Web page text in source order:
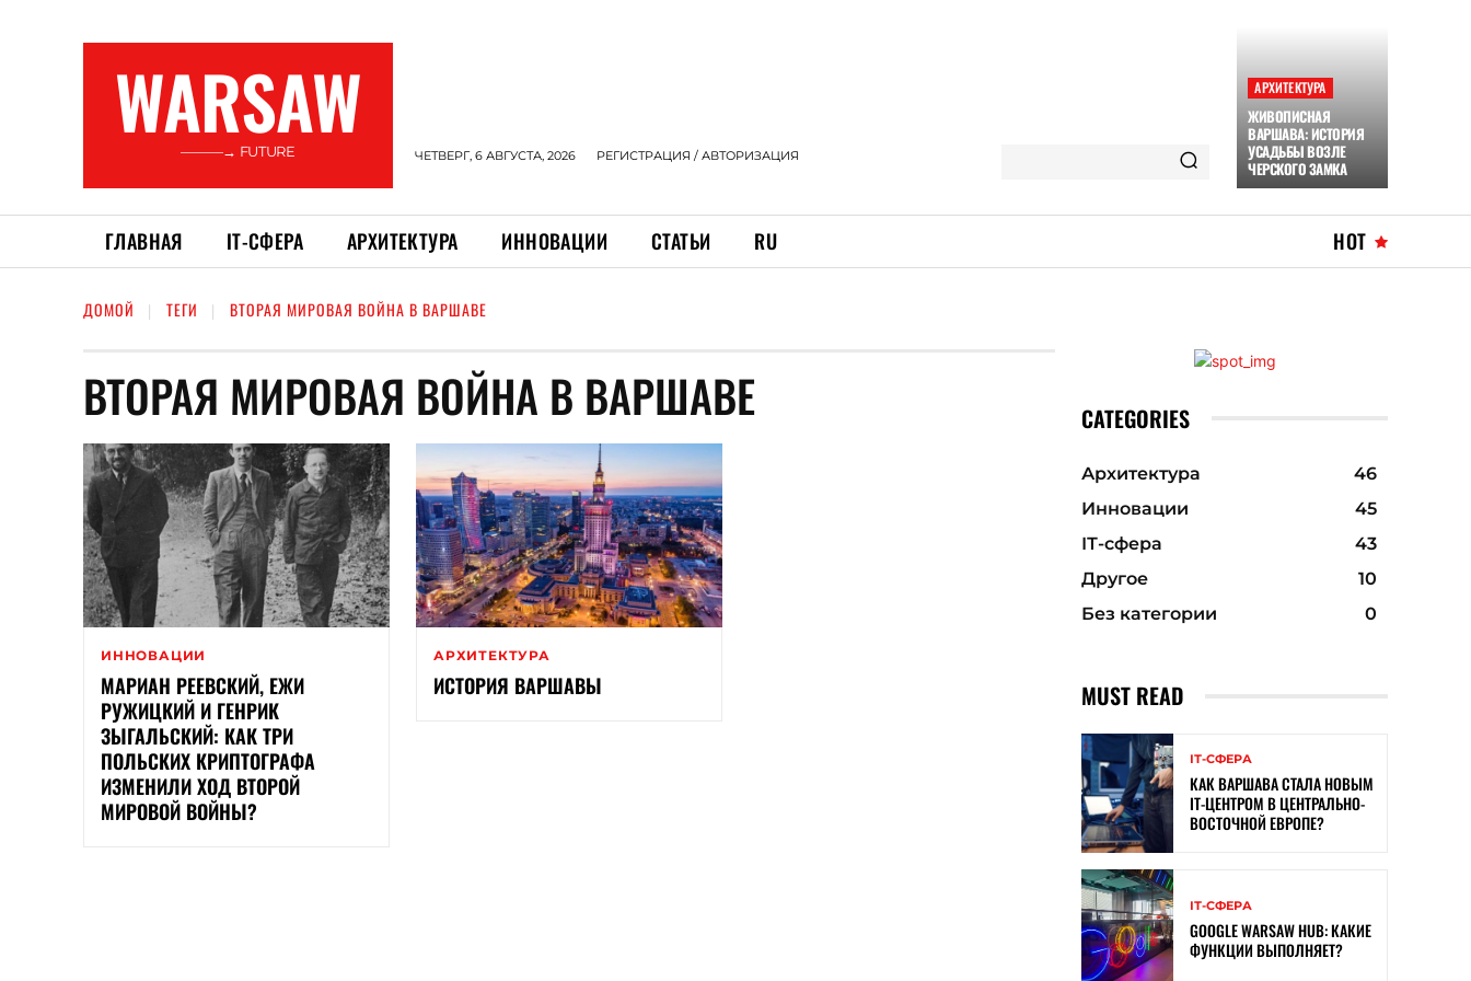
WARSAW
———→ FUTURE ЧЕТВЕРГ, 6 АВГУСТА, 2026 РЕГИСТРАЦИЯ / АВТОРИЗАЦИЯ
АРХИТЕКТУРА
ЖИВОПИСНАЯ
ВАРШАВА: ИСТОРИЯ
УСАДЬБЫ ВОЗЛЕ
ЧЕРСКОГО ЗАМКА
ГЛАВНАЯ ІТ-СФЕРА АРХИТЕКТУРА ИННОВАЦИИ СТАТЬИ RU HOT
ДОМОЙ ТЕГИ ВТОРАЯ МИРОВАЯ ВОЙНА В ВАРШАВЕ
ВТОРАЯ МИРОВАЯ ВОЙНА В ВАРШАВЕ
ИННОВАЦИИ
МАРИАН РЕЕВСКИЙ, ЕЖИ
РУЖИЦКИЙ И ГЕНРИК
ЗЫГАЛЬСКИЙ: КАК ТРИ
ПОЛЬСКИХ КРИПТОГРАФА
ИЗМЕНИЛИ ХОД ВТОРОЙ
МИРОВОЙ ВОЙНЫ?
АРХИТЕКТУРА
ИСТОРИЯ ВАРШАВЫ
CATEGORIES
Архитектура
46
Инновации
45
ІТ-сфера
43
Другое
10
Без категории
0
MUST READ
ІТ-СФЕРА
КАК ВАРШАВА СТАЛА НОВЫМ
IT-ЦЕНТРОМ В ЦЕНТРАЛЬНО-
ВОСТОЧНОЙ ЕВРОПЕ?
ІТ-СФЕРА
GOOGLE WARSAW HUB: КАКИЕ
ФУНКЦИИ ВЫПОЛНЯЕТ?